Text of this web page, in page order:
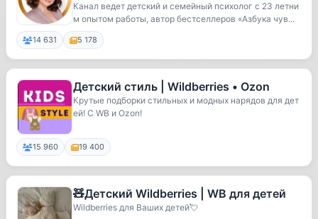
Канал ведет детский и семейный психолог с 23 летни
м опытом работы, автор бестселлеров «Азбука чув...
14 631 5 178
Детский стиль | Wildberries • Ozon
Крутые подборки стильных и модных нарядов для дет
ей! С WB и Ozon!
15 960 19 400
🧸Детский Wildberries | WB для детей
Wildberries для Ваших детей💘